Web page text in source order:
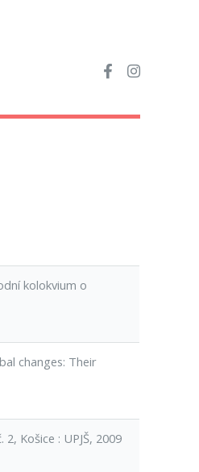
kolokvium o
changes: Their
Košice : UPJŠ, 2009